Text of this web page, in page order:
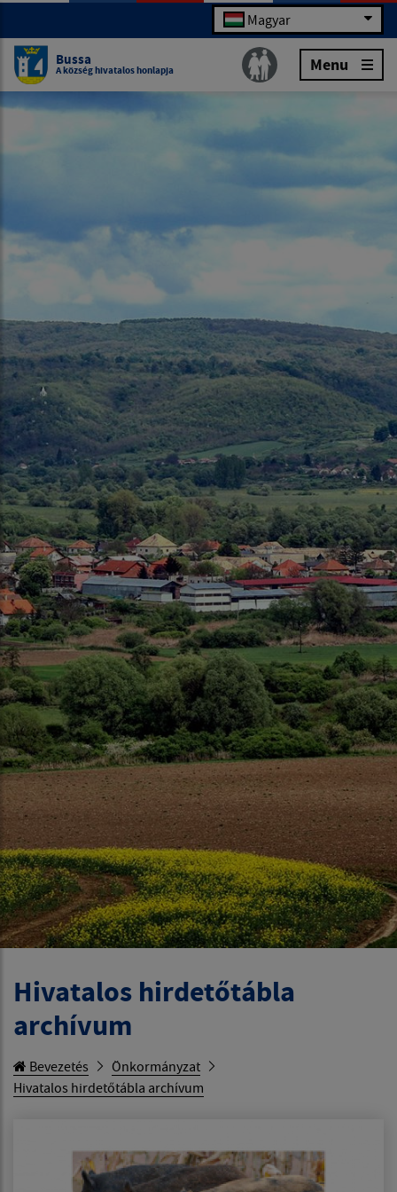
Magyar
Bussa
A község hivatalos honlapja Menu
Hivatalos hirdetőtábla
archívum
Bevezetés
Önkormányzat
Hivatalos hirdetőtábla archívum